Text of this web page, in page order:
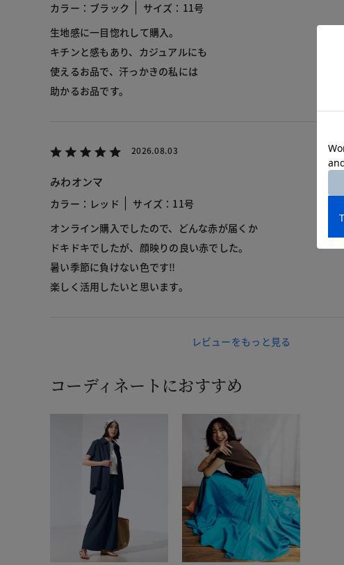
カラー：ブラック
サイズ：11号
生地感に一目惚れして購入。
キチンと感もあり、カジュアルにも
使えるお品で、汗っかきの私には
助かるお品です。
2026.08.03
みわオンマ
カラー：レッド
サイズ：11号
オンライン購入でしたので、どんな赤が届くか
ドキドキでしたが、顔映りの良い赤でした。
暑い季節に負けない色です‼︎
楽しく活用したいと思います。
レビューをもっと見る
コーディネートにおすすめ